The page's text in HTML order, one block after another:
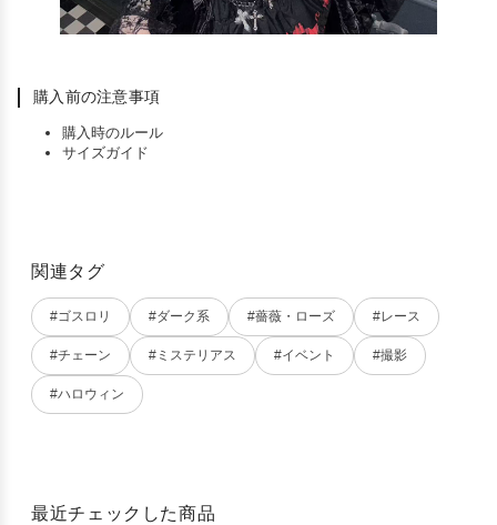
購入前の注意事項
購入時のルール
サイズガイド
関連タグ
#ゴスロリ #ダーク系 #薔薇・ローズ #レース
#チェーン #ミステリアス #イベント #撮影
#ハロウィン
最近チェックした商品